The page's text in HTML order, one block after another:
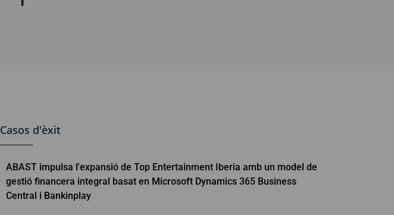
Casos d'èxit
ABAST impulsa l'expansió de Top Entertainment Iberia amb un model de
gestió financera integral basat en Microsoft Dynamics 365 Business
Central i Bankinplay